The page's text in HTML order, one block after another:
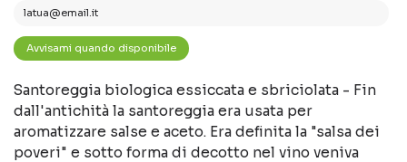
Santoreggia biologica essiccata e sbriciolata - Fin
dall'antichità la santoreggia era usata per
aromatizzare salse e aceto. Era definita la "salsa dei
poveri" e sotto forma di decotto nel vino veniva